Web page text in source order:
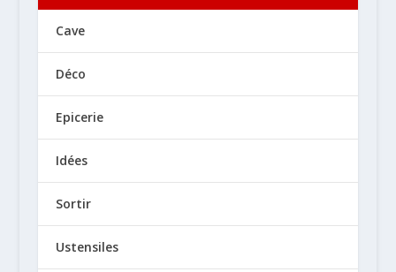
Cave
Déco
Epicerie
Idées
Sortir
Ustensiles